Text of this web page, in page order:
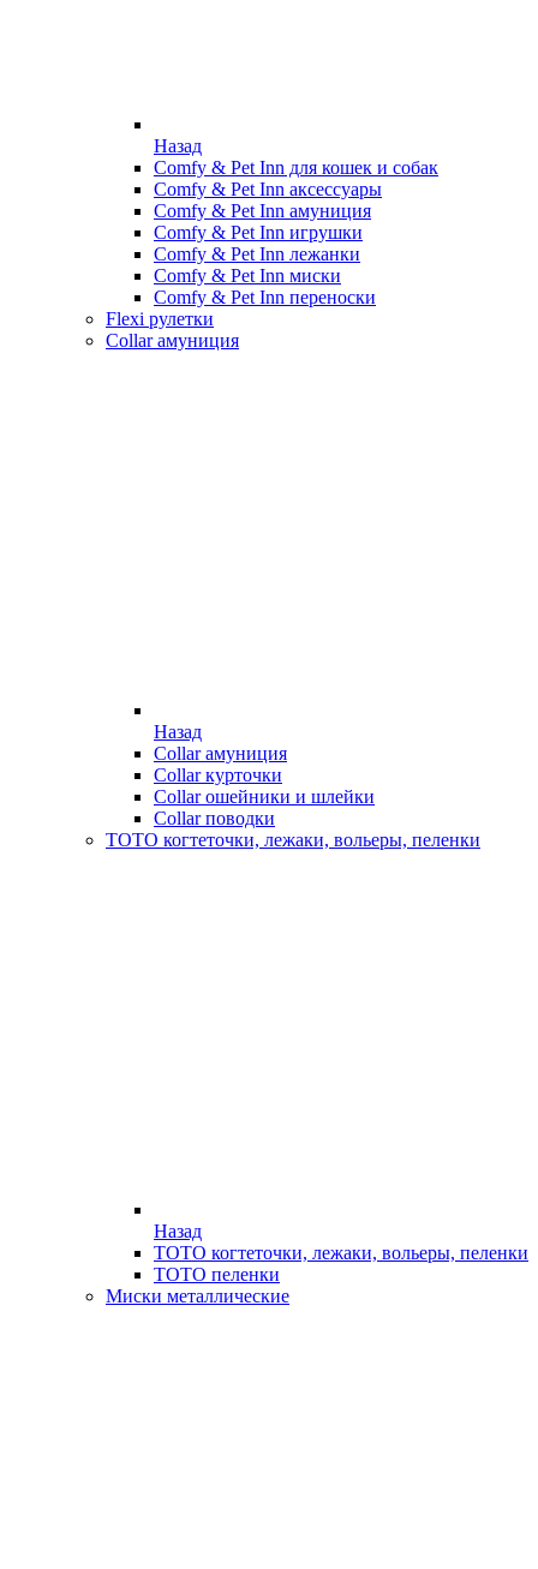
Назад
Comfy & Pet Inn для кошек и собак
Comfy & Pet Inn аксессуары
Comfy & Pet Inn амуниция
Comfy & Pet Inn игрушки
Comfy & Pet Inn лежанки
Comfy & Pet Inn миски
Comfy & Pet Inn переноски
Flexi рулетки
Collar амуниция
Назад
Collar амуниция
Collar курточки
Collar ошейники и шлейки
Collar поводки
ТОТО когтеточки, лежаки, вольеры, пеленки
Назад
ТОТО когтеточки, лежаки, вольеры, пеленки
ТОТО пеленки
Миски металлические